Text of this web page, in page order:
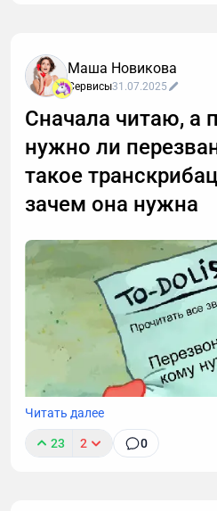
Маша Новикова
Сервисы31.07.2025
Сначала читаю, а
нужно ли
такое
зачем она нужна
Читать далее
23 2 0